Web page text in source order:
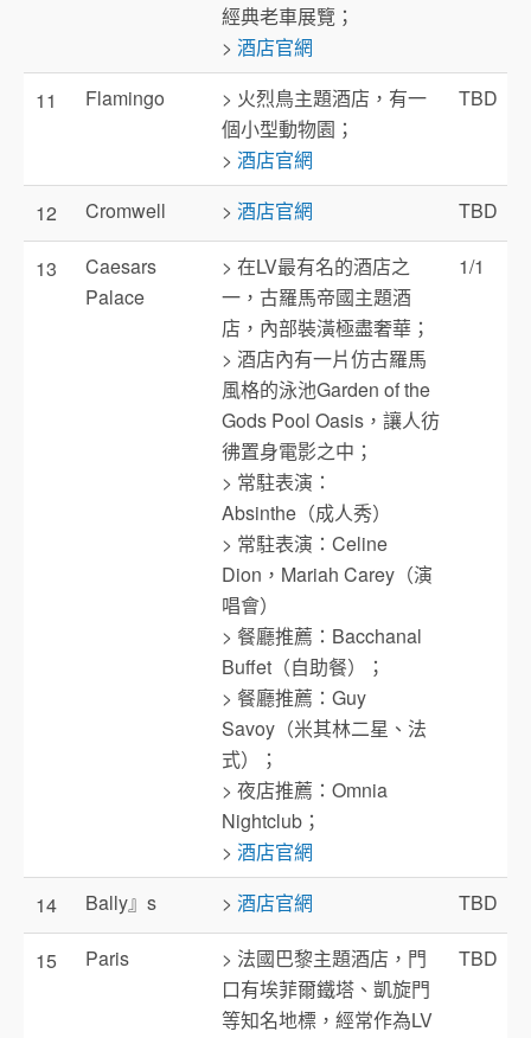
經典老車展覽；
> 酒店官網
11 Flamingo
> 火烈鳥主題酒店，有一
個小型動物園；
> 酒店官網
TBD
12 Cromwell > 酒店官網 TBD
13
Caesars
Palace
> 在LV最有名的酒店之
一，古羅馬帝國主題酒
店，內部裝潢極盡奢華；
> 酒店內有一片仿古羅馬
風格的泳池Garden of the
Gods Pool Oasis，讓人彷
彿置身電影之中；
> 常駐表演：
Absinthe（成人秀）
> 常駐表演：Celine
Dion，Mariah Carey（演
唱會）
> 餐廳推薦：Bacchanal
Buffet（自助餐）；
> 餐廳推薦：Guy
Savoy（米其林二星、法
式）；
> 夜店推薦：Omnia
Nightclub；
> 酒店官網
1/1
14 Bally』s > 酒店官網 TBD
15 Paris
> 法國巴黎主題酒店，門
口有埃菲爾鐵塔、凱旋門
等知名地標，經常作為LV
TBD